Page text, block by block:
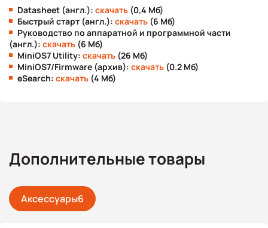
Datasheet (англ.): скачать (0,4 Мб)
Быстрый старт (англ.): скачать (6 Мб)
Руководство по аппаратной и программной части
(англ.): скачать (6 Мб)
MiniOS7 Utility: скачать (26 Мб)
MiniOS7/Firmware (архив): скачать (0.2 Мб)
eSearch: скачать (4 Мб)
Дополнительные товары
Аксессуары6